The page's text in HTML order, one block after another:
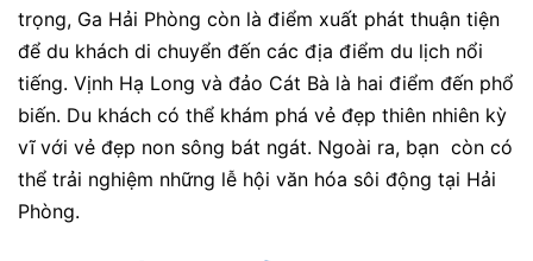
trọng, Ga Hải Phòng còn là điểm xuất phát thuận tiện
để du khách di chuyển đến các địa điểm du lịch nổi
tiếng. Vịnh Hạ Long và đảo Cát Bà là hai điểm đến phổ
biến. Du khách có thể khám phá vẻ đẹp thiên nhiên kỳ
vĩ với vẻ đẹp non sông bát ngát. Ngoài ra, bạn còn có
thể trải nghiệm những lễ hội văn hóa sôi động tại Hải
Phòng.